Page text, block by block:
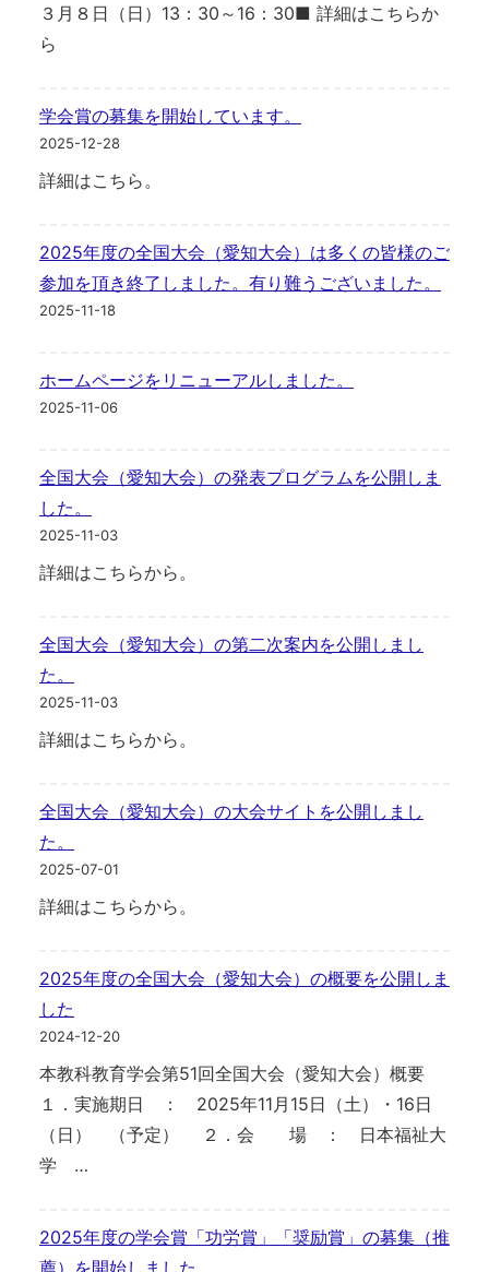
３月８日（日）13：30～16：30■ 詳細はこちらか
ら
学会賞の募集を開始しています。
2025-12-28
詳細はこちら。
2025年度の全国大会（愛知大会）は多くの皆様のご
参加を頂き終了しました。有り難うございました。
2025-11-18
ホームページをリニューアルしました。
2025-11-06
全国大会（愛知大会）の発表プログラムを公開しま
した。
2025-11-03
詳細はこちらから。
全国大会（愛知大会）の第二次案内を公開しまし
た。
2025-11-03
詳細はこちらから。
全国大会（愛知大会）の大会サイトを公開しまし
た。
2025-07-01
詳細はこちらから。
2025年度の全国大会（愛知大会）の概要を公開しま
した
2024-12-20
本教科教育学会第51回全国大会（愛知大会）概要
１．実施期日 ： 2025年11月15日（土）・16日
（日） （予定） ２．会 場 ： 日本福祉大
学 …
2025年度の学会賞「功労賞」「奨励賞」の募集（推
薦）を開始しました。